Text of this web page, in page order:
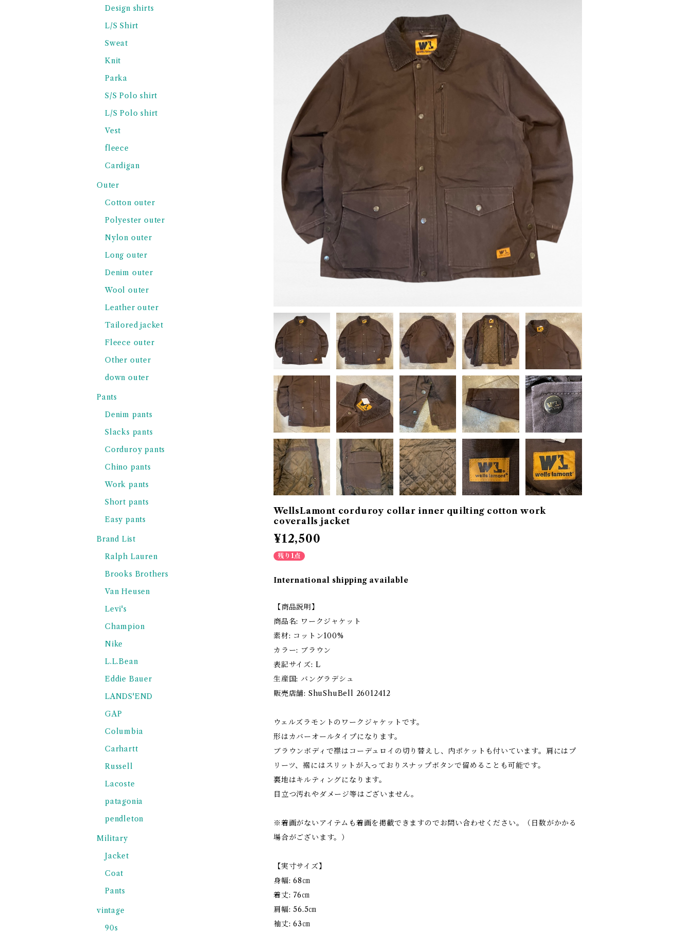
WellsLamont corduroy collar inner quilting cotton work
coveralls jacket
¥12,500
残り1点
International shipping available
【商品説明】
商品名: ワークジャケット
素材: コットン100%
カラー: ブラウン
表記サイズ: L
生産国: バングラデシュ
販売店舗: ShuShuBell 26012412
ウェルズラモントのワークジャケットです。
形はカバーオールタイプになります。
ブラウンボディで襟はコーデュロイの切り替えし、内ポケットも付いています。肩にはプ
リーツ、裾にはスリットが入っておりスナップボタンで留めることも可能です。
裏地はキルティングになります。
目立つ汚れやダメージ等はございません。
※着画がないアイテムも着画を掲載できますのでお問い合わせください。（日数がかかる
場合がございます。）
【実寸サイズ】
身幅: 68㎝
着丈: 76㎝
肩幅: 56.5㎝
袖丈: 63㎝
Design shirts
L/S Shirt
Sweat
Knit
Parka
S/S Polo shirt
L/S Polo shirt
Vest
fleece
Cardigan
Outer
Cotton outer
Polyester outer
Nylon outer
Long outer
Denim outer
Wool outer
Leather outer
Tailored jacket
Fleece outer
Other outer
down outer
Pants
Denim pants
Slacks pants
Corduroy pants
Chino pants
Work pants
Short pants
Easy pants
Brand List
Ralph Lauren
Brooks Brothers
Van Heusen
Levi's
Champion
Nike
L.L.Bean
Eddie Bauer
LANDS'END
GAP
Columbia
Carhartt
Russell
Lacoste
patagonia
pendleton
Military
Jacket
Coat
Pants
vintage
90s